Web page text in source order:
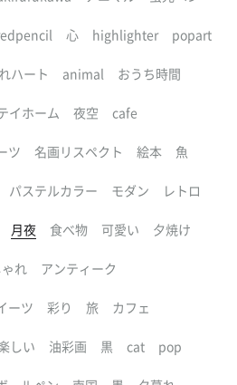
心 highlighter popart
ハート animal おうち時間
イホーム 夜空 cafe
ツ 名画リスペクト 絵本 魚
パステルカラー モダン レトロ
月夜 食べ物 可愛い 夕焼け
れ アンティーク
ーツ 彩り 旅 カフェ
しい 油彩画 黒 cat pop